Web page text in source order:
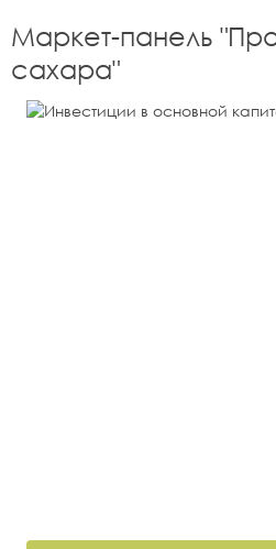
Маркет-панель "
сахара"